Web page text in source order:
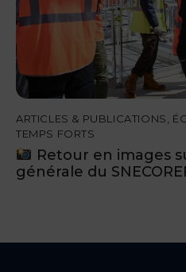
ARTICLES & PUBLICATIONS,
TEMPS FORTS
Retour en images
générale du